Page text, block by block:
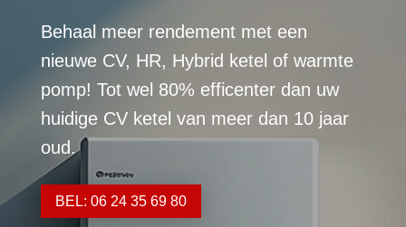
Behaal meer rendement met een
nieuwe CV, HR, Hybrid ketel of warmte
pomp! Tot wel 80% efficenter dan uw
huidige CV ketel van meer dan 10 jaar
oud.
BEL: 06 24 35 69 80